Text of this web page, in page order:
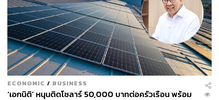
ธนาคารพัฒนาวิสาหกิจขนาดกลางและขนาดย่อมแห่ง
ประเทศไทย (SME D Bank)จำนวน 3 มาตรการ/โครงการ
ได้แก่
ผ่อนดี มีคืน เพื่อช่วยเหลือลูกค้ารายย่อยของ ธพว. ที่มี
วงเงินสินเชื่อไม่เกิน 500,000 บาท และมีประวัติการ
ชำระดี โดยได้รับบัตรกำนัลฟรี มูลค่าสูงสุด 300 บาท
ระยะเวลาดำเนินโครงการตั้งแต่เดือนธันวาคม 2565
ECONOMIC / BUSINESS
‘เอกนิติ’ หนุนติดโซลาร์ 50,000 บาทต่อครัวเรือน พร้อม